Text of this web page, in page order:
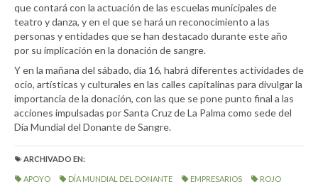
que contará con la actuación de las escuelas municipales de
teatro y danza, y en el que se hará un reconocimiento a las
personas y entidades que se han destacado durante este año
por su implicación en la donación de sangre.
Y en la mañana del sábado, día 16, habrá diferentes actividades de
ocio, artísticas y culturales en las calles capitalinas para divulgar la
importancia de la donación, con las que se pone punto final a las
acciones impulsadas por Santa Cruz de La Palma como sede del
Día Mundial del Donante de Sangre.
ARCHIVADO EN:
APOYO DÍA MUNDIAL DEL DONANTE EMPRESARIOS
ROJO